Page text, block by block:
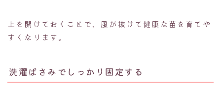
上を開けておくことで、風が抜けて健康な苗を育てや
すくなります。
洗濯ばさみでしっかり固定する